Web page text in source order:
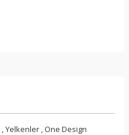
,Yelkenler , One Design